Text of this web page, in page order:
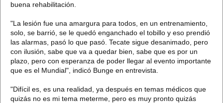
buena rehabilitación.
"La lesión fue una amargura para todos, en un entrenamiento,
solo, se barrió, se le quedó enganchado el tobillo y eso prendió
las alarmas, pasó lo que pasó. Tecate sigue desanimado, pero
con ilusión, sabe que va a quedar bien, sabe que es por un
plazo, pero con esperanza de poder llegar al evento importante
que es el Mundial", indicó Bunge en entrevista.
"Difícil es, es una realidad, ya después en temas médicos que
quizás no es mi tema meterme, pero es muy pronto quizás